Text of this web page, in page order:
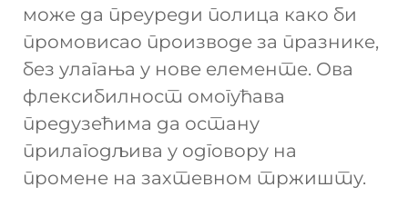
може да преуреди полица како би
промовисао производе за празнике,
без улагања у нове елементе. Ова
флексибилност омогућава
предузећима да остану
прилагодљива у одговору на
промене на захтевном тржишту.